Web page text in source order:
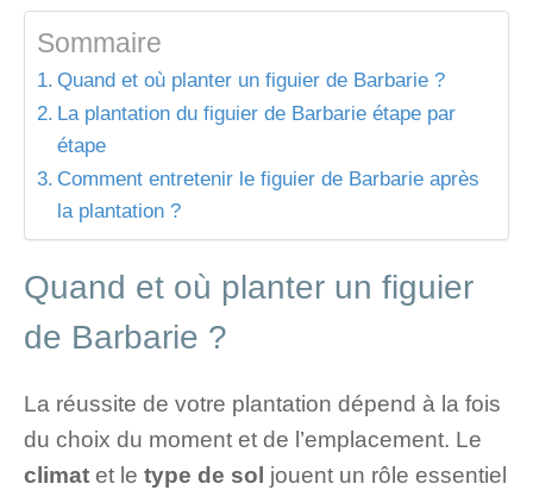
Sommaire
Quand et où planter un figuier de Barbarie ?
La plantation du figuier de Barbarie étape par
étape
Comment entretenir le figuier de Barbarie après
la plantation ?
Quand et où planter un figuier
de Barbarie ?
La réussite de votre plantation dépend à la fois
du choix du moment et de l’emplacement. Le
climat et le type de sol jouent un rôle essentiel